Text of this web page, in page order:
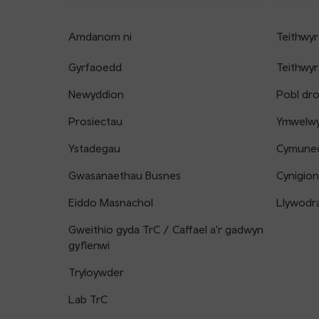
Amdanom ni
Gyrfaoedd
Newyddion
Prosiectau
Ystadegau
Gwasanaethau Busnes
Eiddo Masnachol
Gweithio gyda TrC / Caffael a'r gadwyn
gyflenwi
Tryloywder
Lab TrC
Teithwyr
Pobl